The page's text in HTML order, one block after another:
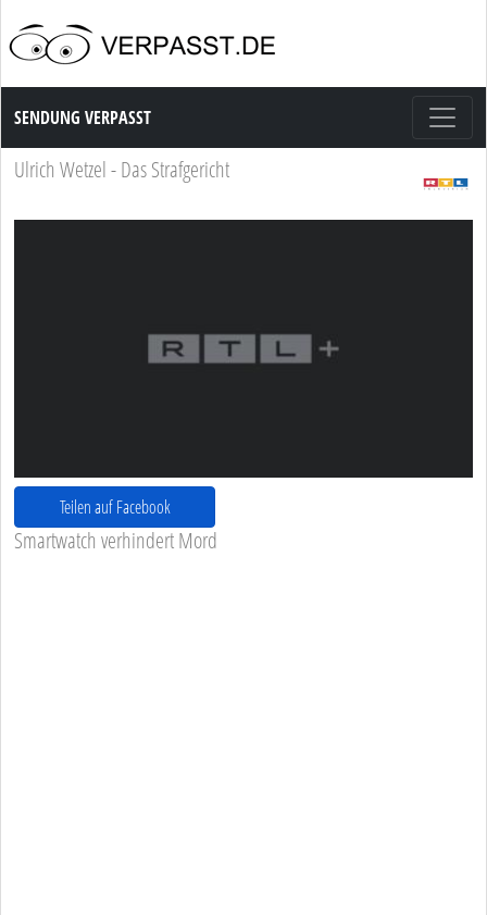
Sendung Verpasst
SENDUNG VERPASST
Ulrich Wetzel - Das Strafgericht
Teilen auf Facebook
Smartwatch verhindert Mord